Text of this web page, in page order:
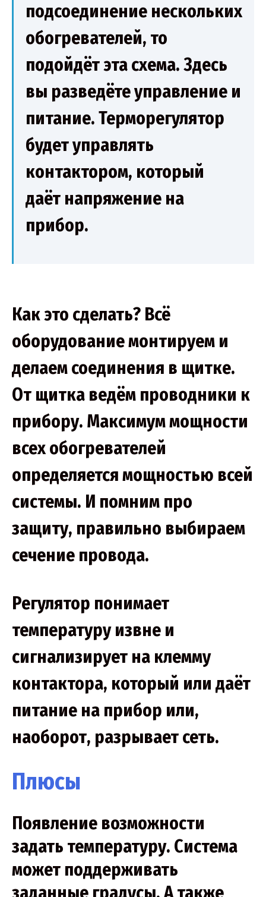
подсоединение нескольких
обогревателей, то
подойдёт эта схема. Здесь
вы разведёте управление и
питание. Терморегулятор
будет управлять
контактором, который
даёт напряжение на
прибор.
Как это сделать? Всё
оборудование монтируем и
делаем соединения в щитке.
От щитка ведём проводники к
прибору. Максимум мощности
всех обогревателей
определяется мощностью всей
системы. И помним про
защиту, правильно выбираем
сечение провода.
Регулятор понимает
температуру извне и
сигнализирует на клемму
контактора, который или даёт
питание на прибор или,
наоборот, разрывает сеть.
Плюсы
Появление возможности
задать температуру. Система
может поддерживать